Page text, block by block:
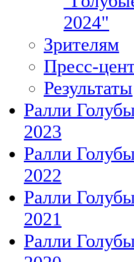
2024"
Зрителям
Пресс-
Результаты
Ралли
2023
Ралли
2022
Ралли
2021
Ралли